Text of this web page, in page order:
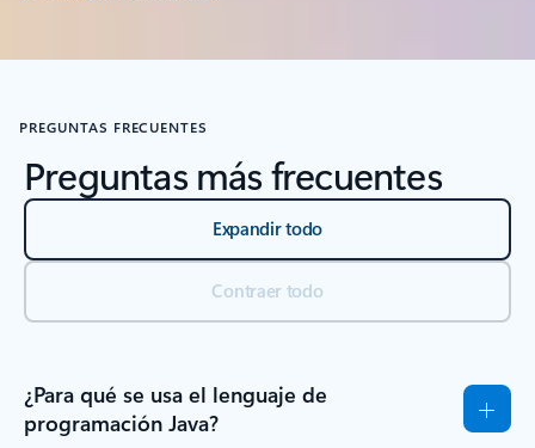
PREGUNTAS FRECUENTES
Preguntas más frecuentes
Expandir todo
Contraer todo
¿Para qué se usa el lenguaje de
programación Java?